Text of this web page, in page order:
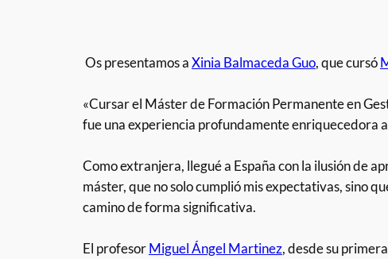
Os presentamos aXinia Balmaceda Guo, que cursó
«Cursar el Máster de Formación Permanente en
fue una experiencia profundamente enriquecedora
Como extranjera, llegué a España con la ilusión de
máster, que no solo cumplió mis expectativas, sino
camino de forma significativa.
El profesorMiguel Ángel Martinez, desde su